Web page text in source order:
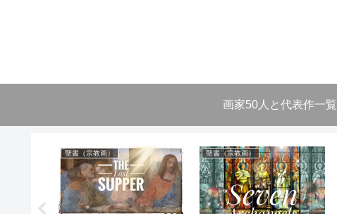
画家50人と代表作一覧
聖書（宗教画） 聖書（宗教画）